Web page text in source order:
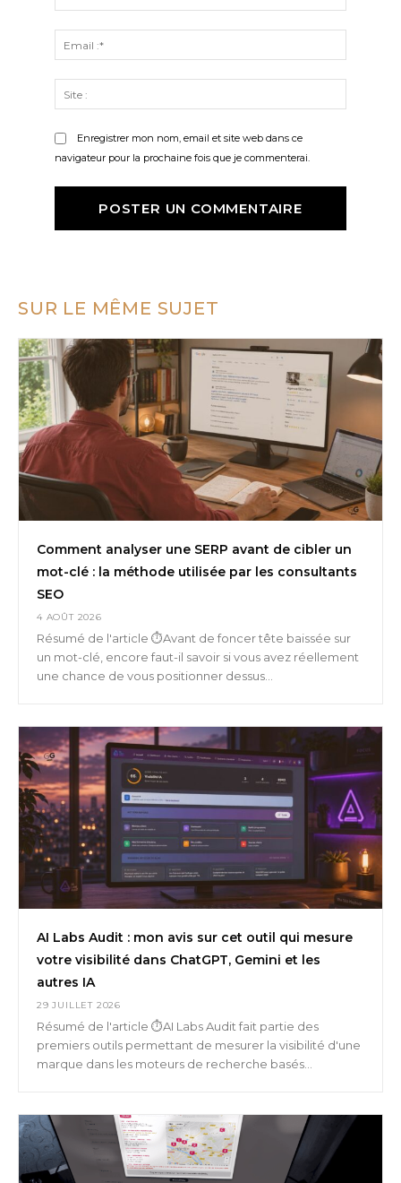
:*
:*
:
Enregistrer mon nom, email et site web dans ce
navigateur pour la prochaine fois que je commenterai.
SUR LE MÊME SUJET
Comment analyser une SERP avant de cibler un
mot-clé : la méthode utilisée par les consultants
SEO
4 AOÛT 2026
Résumé de l'article ⏱️Avant de foncer tête baissée sur
un mot-clé, encore faut-il savoir si vous avez réellement
une chance de vous positionner dessus...
AI Labs Audit : mon avis sur cet outil qui mesure
votre visibilité dans ChatGPT, Gemini et les
autres IA
29 JUILLET 2026
Résumé de l'article ⏱️AI Labs Audit fait partie des
premiers outils permettant de mesurer la visibilité d'une
marque dans les moteurs de recherche basés...